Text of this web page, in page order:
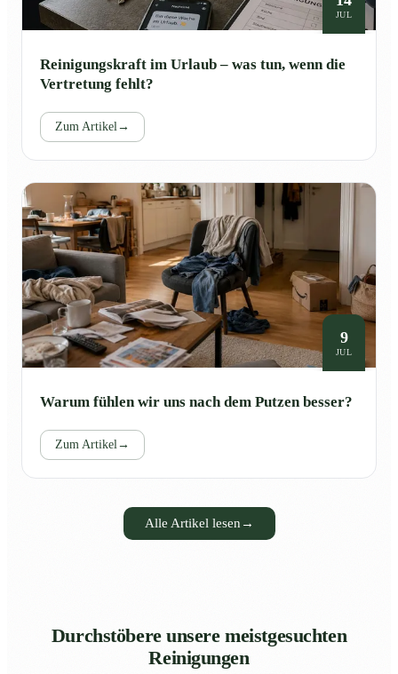
JUL
Reinigungskraft im Urlaub – was tun, wenn die
Vertretung fehlt?
Zum Artikel→
9
JUL
Warum fühlen wir uns nach dem Putzen besser?
Zum Artikel→
Alle Artikel lesen →
Durchstöbere unsere meistgesuchten
Reinigungen